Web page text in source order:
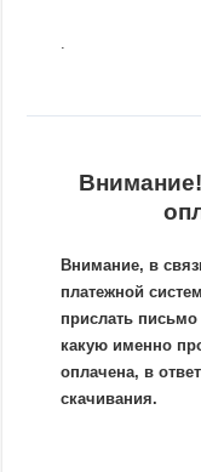
Внимание, в
платежной
прислать
какую именно
оплачена, в
скачивания.